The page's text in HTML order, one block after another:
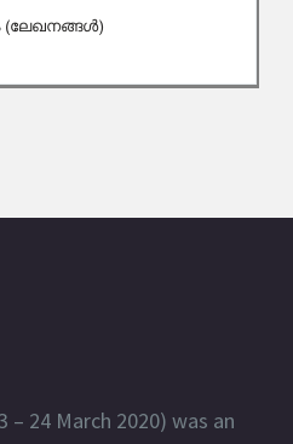
(ലേഖനങ്ങള്‍)
– 24 March 2020) was an